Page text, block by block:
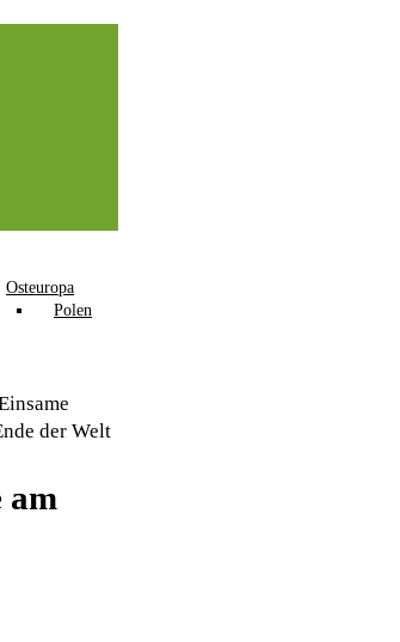
Osteuropa
Polen
der Welt
am